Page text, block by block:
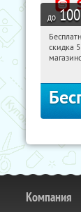
до 100
Россия
скидка
Компания